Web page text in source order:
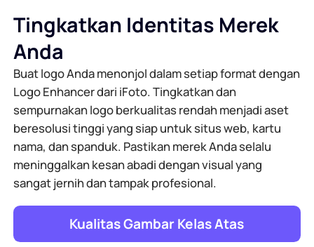
Tingkatkan Identitas Merek
Anda
Buat logo Anda menonjol dalam setiap format dengan
Logo Enhancer dari iFoto. Tingkatkan dan
sempurnakan logo berkualitas rendah menjadi aset
beresolusi tinggi yang siap untuk situs web, kartu
nama, dan spanduk. Pastikan merek Anda selalu
meninggalkan kesan abadi dengan visual yang
sangat jernih dan tampak profesional.
Kualitas Gambar Kelas Atas